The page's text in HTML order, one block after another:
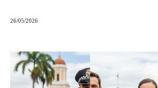
26/05/2026